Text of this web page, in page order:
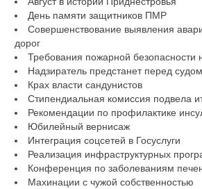
День памяти защитников ПМР
Совершенствование выявления
дорог
Требования пожарной безопасности
Надзиратель предстанет перед судом
Крах власти сандунистов
Стипендиальная комиссия подвела
Рекомендации по профилактике
Юбилейный вернисаж
Интеграция соцсетей в Госуслуги
Реализация инфраструктурных
Конференция по заболеваниям
Махинации с чужой собственностью